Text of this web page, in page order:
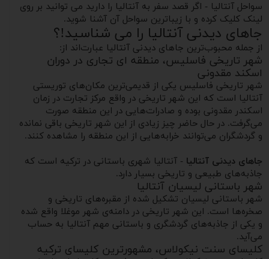
سواحل آنتالیا - اگر قصد سفر به آنتالیا را دارید می توانید بر روی
لینک کلیک کرده و با زیباترین سواحل آن آشنا شوید.
جاهای دیدنی آنتالیا را می شناسید!؟
از جمله محبوب‌ترین جاهای دیدنی آنتالیا عبارت‌اند از:
شهر تاریخی فاسلیس، منطقه ای تجاری در دوران
اسکند مقدونی
شهر تاریخی فاسلیس یکی از قدیمی‌ترین مکان‌های توریستی
آنتالیا است که این شهر تاریخی در واقع مرکز تجارت در زمان
اسکندر مقدونی بوده و صادرات‌هایی در این منطقه صورت
می‌گرفت. در حال حاضر چیز زیادی از این شهر تاریخی باقی نمانده
و گردشگران می‌توانند خرابه‌هایی از این منطقه را مشاهده کنند.
جاهای دیدنی آنتالیا - آنتالیا شهری باستانی در ترکیه است که
جاذبه‌های طبیعی و تاریخی بسیار دارد.
شهر باستانی لیسیان آنتالیا
شهر باستانی لیسیان تشکیل شده از مقبره‌های تاریخی و
صخره‌ها است. این شهر تاریخی در دامنه‌ی شهر موغلا واقع شده
و یکی از جاذبه‌های گردشگری و باستانی مهم آنتالیا به حساب
می‌آید.
کلیسای سنت نیکولاس، مشهورترین کلیسای ترکیه